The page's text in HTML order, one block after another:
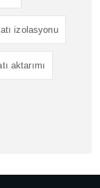
izolasyonu
aktarımı